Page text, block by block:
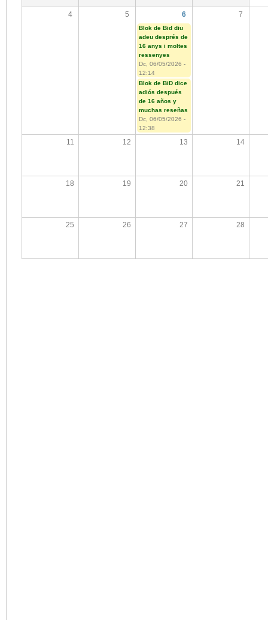
4 5 6 7
Blok de Bid diu
adeu després de
16 anys i moltes
ressenyes
Dc, 06/05/2026 -
12:14
Blok de BiD dice
adiós después
de 16 años y
muchas reseñas
Dc, 06/05/2026 -
12:38
11 12 13 14
18 19 20 21
25 26 27 28